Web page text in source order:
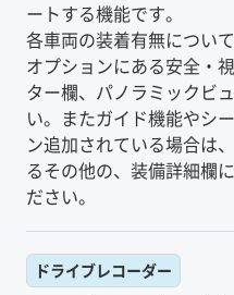
ートする機能です。
各車両の装着有無につい
オプションにある安全・
ター欄、パノラミックビ
い。またガイド機能やシ
ン追加されている場合は
るその他の、装備詳細欄
ださい。
ドライブレコーダー